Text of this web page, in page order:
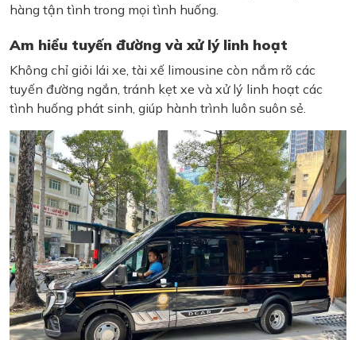
hàng tận tình trong mọi tình huống.
Am hiểu tuyến đường và xử lý linh hoạt
Không chỉ giỏi lái xe, tài xế limousine còn nắm rõ các
tuyến đường ngắn, tránh kẹt xe và xử lý linh hoạt các
tình huống phát sinh, giúp hành trình luôn suôn sẻ.